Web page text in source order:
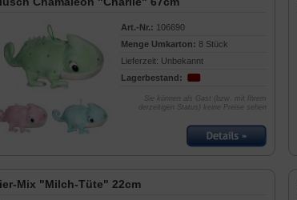
Art.-Nr.: 106690
Menge Umkarton: 8 Stück
Lieferzeit: Unbekannt
Lagerbestand:
Sie können als Gast (bzw. mit Ihrem
derzeitigen Status) keine Preise sehen
Mix "Milch-Tüte" 22cm